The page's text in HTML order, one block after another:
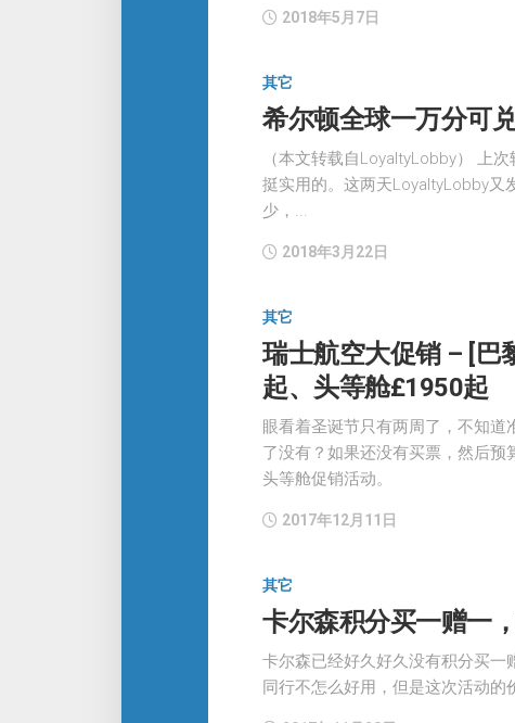
2018年5月7日
其它
希尔顿全球一万分可
（本文转载自LoyaltyLobby） 上
挺实用的。这两天LoyaltyLobby又
少，...
2018年3月22日
其它
瑞士航空大促销 – [巴
起、头等舱£1950起
眼看着圣诞节只有两周了，不知
了没有？如果还没有买票，然后预
头等舱促销活动。
2017年12月11日
其它
卡尔森积分买一赠一
卡尔森已经好久好久没有积分买
同行不怎么好用，但是这次活动的